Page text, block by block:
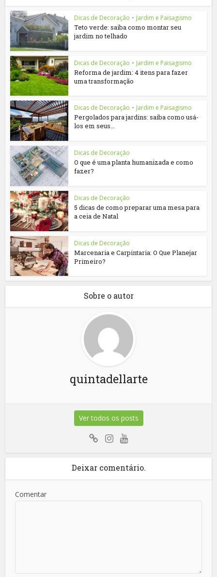
Dicas de Decoração • Jardim e Paisagismo
Teto verde: saiba como montar seu
jardim no telhado
Dicas de Decoração • Jardim e Paisagismo
Reforma de jardim: 4 itens para fazer
uma transformação
Dicas de Decoração • Jardim e Paisagismo
Pergolados para jardins: saiba como usá-
los em seus...
Dicas de Decoração
O que é uma planta humanizada e como
fazer?
Dicas de Decoração
5 dicas de como preparar uma mesa para
a ceia de Natal
Dicas de Decoração
Marcenaria e Carpintaria: O Que Planejar
Primeiro?
Sobre o autor
quintadellarte
Ver todos os posts
Deixar comentário.
Comentar